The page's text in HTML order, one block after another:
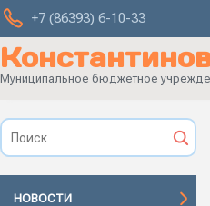
+7 (86393) 6-10-33
Муниципальное бюджетное
НОВОСТИ